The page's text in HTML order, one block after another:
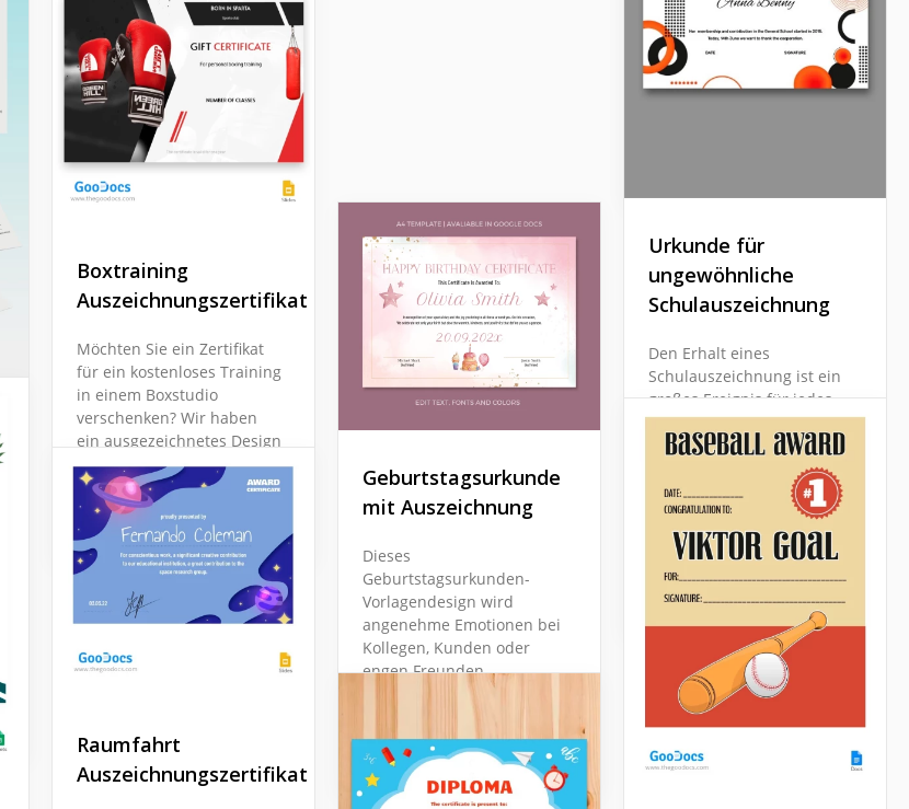
Dokument sein, das Sie zur
Belohnung von
Feuerwehrleuten und
Rettern für ihren Dienst
Boxtraining
Auszeichnungszertifikat
Möchten Sie ein Zertifikat
für ein kostenloses Training
in einem Boxstudio
verschenken? Wir haben
ein ausgezeichnetes Design
für Ihr Zertifikat.
Google Slides
Geburtstagsurkunde
mit Auszeichnung
Dieses
Geburtstagsurkunden-
Vorlagendesign wird
angenehme Emotionen bei
Kollegen, Kunden oder
engen Freunden
Google Docs
Urkunde für
ungewöhnliche
Schulauszeichnung
Den Erhalt eines
Schulauszeichnung ist ein
großes Ereignis für jedes
Kind. Machen Sie diesen
Moment wirklich
besonders. Mit unserer
Zertifikatvorlage können Sie
Ihre Schüler leicht glücklich
machen.
Google Docs
Raumfahrt
Auszeichnungszertifikat